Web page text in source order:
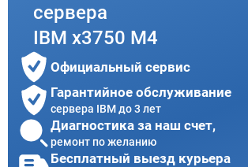
сервера
IBM x3750 M4
Официальный сервис
Гарантийное обслуживание
сервера IBM до 3 лет
Диагностика за наш счет,
ремонт по желанию
Бесплатный выезд курьера